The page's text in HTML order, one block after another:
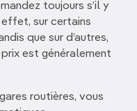
toujours s’il y
effet, sur certains
que sur d’autres,
est généralement
routières, vous